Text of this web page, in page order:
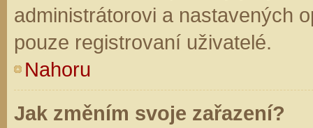
administrátorovi a nastavených
pouze registrovaní uživatelé.
Nahoru
Jak změním svoje zařazení?